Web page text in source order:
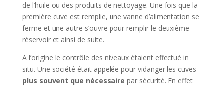
de l’huile ou des produits de nettoyage. Une fois que la
première cuve est remplie, une vanne d’alimentation se
ferme et une autre s’ouvre pour remplir le deuxième
réservoir et ainsi de suite.
A l’origine le contrôle des niveaux étaient effectué in
situ. Une société était appelée pour vidanger les cuves
plus souvent que nécessaire par sécurité. En effet